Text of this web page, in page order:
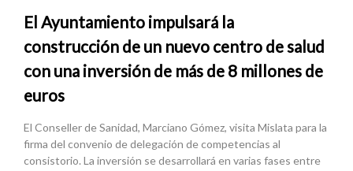
El Ayuntamiento impulsará la
construcción de un nuevo centro de salud
con una inversión de más de 8 millones de
euros
El Conseller de Sanidad, Marciano Gómez, visita Mislata para la
firma del convenio de delegación de competencias al
consistorio. La inversión se desarrollará en varias fases entre